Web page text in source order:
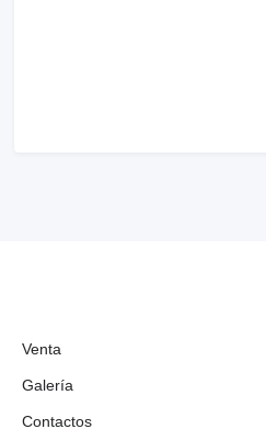
Venta
Galería
Contactos